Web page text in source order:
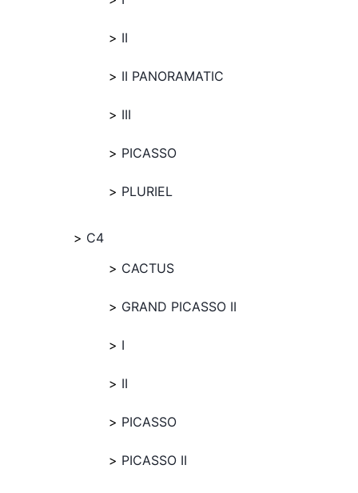
II
II PANORAMATIC
III
PICASSO
PLURIEL
C4
CACTUS
GRAND PICASSO II
I
II
PICASSO
PICASSO II